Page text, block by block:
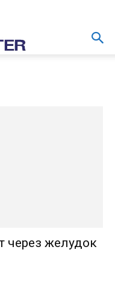
через желудок